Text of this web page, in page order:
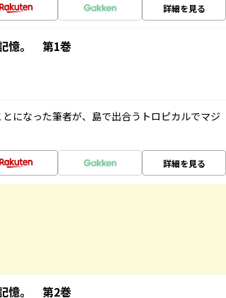
詳細を見る
憶。 第1巻
になった筆者が、島で出合うトロピカルでマジ
詳細を見る
憶。 第2巻